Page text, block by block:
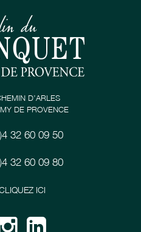
D’ARLES
DE PROVENCE
32 60 09 50
32 60 09 80
ICI